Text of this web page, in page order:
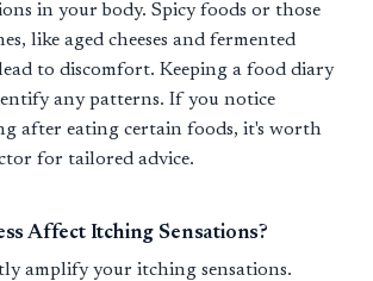
in your body. Spicy foods or those
like aged cheeses and fermented
to discomfort. Keeping a food diary
any patterns. If you notice
after eating certain foods, it's worth
for tailored advice.
Affect Itching Sensations?
amplify your itching sensations.